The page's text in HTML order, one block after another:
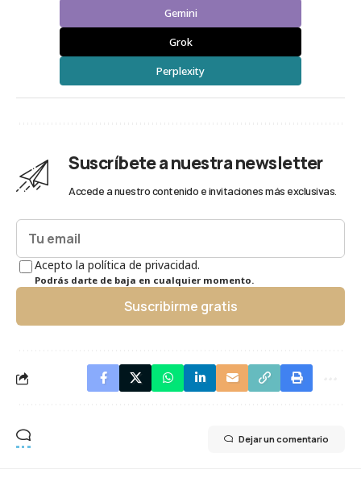
Gemini
Grok
Perplexity
Suscríbete a nuestra newsletter
Accede a nuestro contenido e invitaciones más exclusivas.
Acepto la política de privacidad.
Podrás darte de baja en cualquier momento.
Suscribirme gratis
Dejar un comentario